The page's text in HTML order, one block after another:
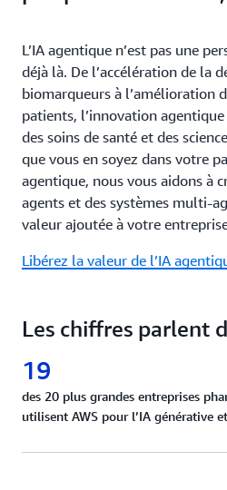
L’IA agentique n’est pas une
déjà là. De l’accélération de la
biomarqueurs à l’amélioration
patients, l’innovation
des soins de santé et des
que vous en soyez dans votre
agentique, nous vous aidons à
agents et des systèmes multi-
valeur ajoutée à votre
Libérez la valeur de l’IA
Les chiffres parlent
19
des 20 plus grandes entreprises
utilisent AWS pour l’IA générative